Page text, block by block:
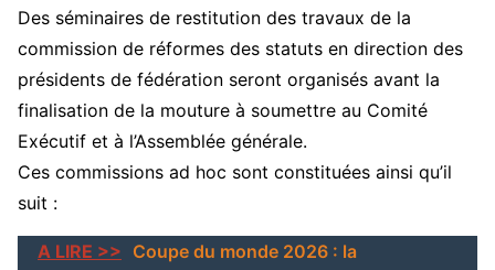
Des séminaires de restitution des travaux de la
commission de réformes des statuts en direction des
présidents de fédération seront organisés avant la
finalisation de la mouture à soumettre au Comité
Exécutif et à l’Assemblée générale.
Ces commissions ad hoc sont constituées ainsi qu’il
suit :
A LIRE >> Coupe du monde 2026 : la